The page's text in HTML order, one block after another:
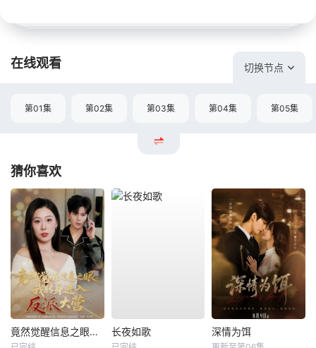
在线观看 切换节点
第01集 第02集 第03集 第04集 第05集
猜你喜欢
竟然觉醒信息之眼，我转身进入反派大营 长夜如歌 深情为饵